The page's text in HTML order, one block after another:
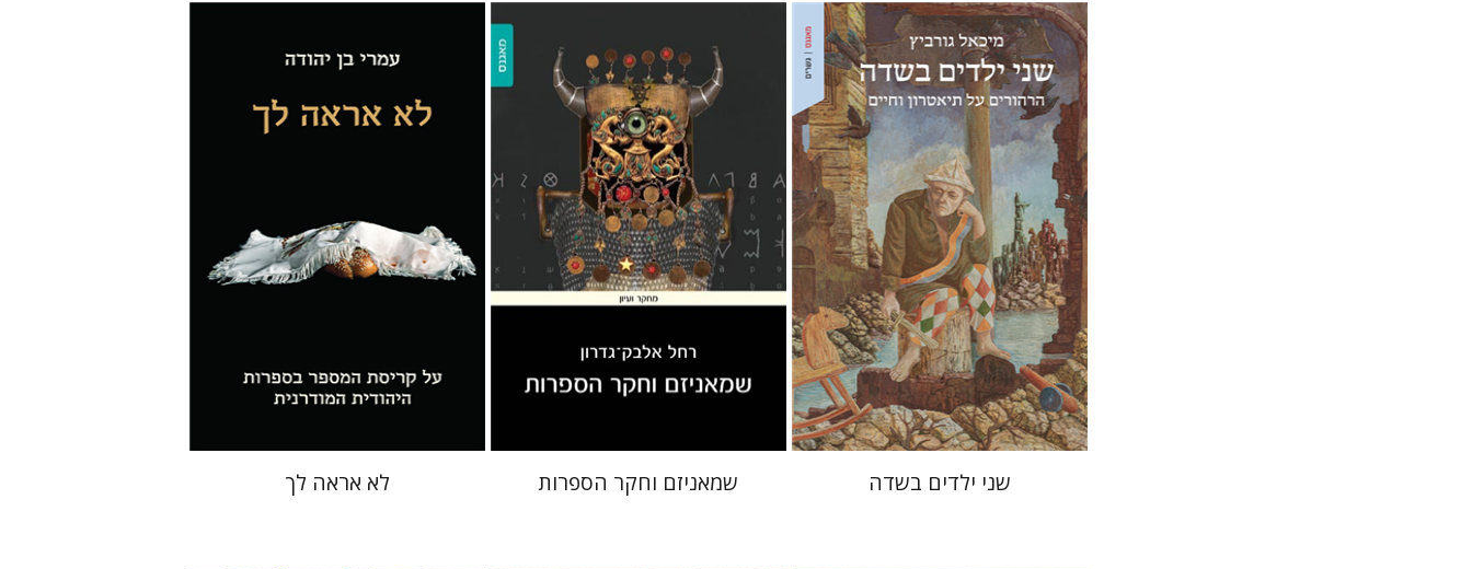
מיכאל גורביץ
אריאל הירשפלד
הנחת אתר ספר מודפס
$31
$28
שני ילדים בשדה
רחל אלבק-גדרון
הנחת אתר ספר מודפס
$35
$32
שמאניזם וחקר הספרות
עמרי בן יהודה
$31
$28
לא אראה לך